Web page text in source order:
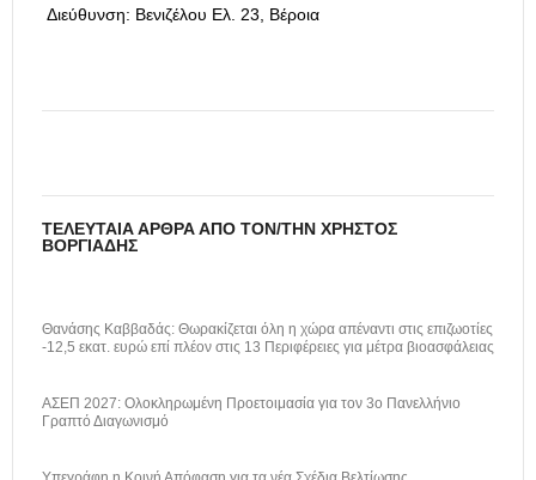
Διεύθυνση: Βενιζέλου Ελ. 23, Βέροια
ΤΕΛΕΥΤΑΊΑ ΆΡΘΡΑ ΑΠΌ ΤΟΝ/ΤΗΝ ΧΡΉΣΤΟΣ
ΒΟΡΓΙΆΔΗΣ
Θανάσης Καββαδάς: Θωρακίζεται όλη η χώρα απέναντι στις επιζωοτίες
-12,5 εκατ. ευρώ επί πλέον στις 13 Περιφέρειες για μέτρα βιοασφάλειας
ΑΣΕΠ 2027: Ολοκληρωμένη Προετοιμασία για τον 3ο Πανελλήνιο
Γραπτό Διαγωνισμό